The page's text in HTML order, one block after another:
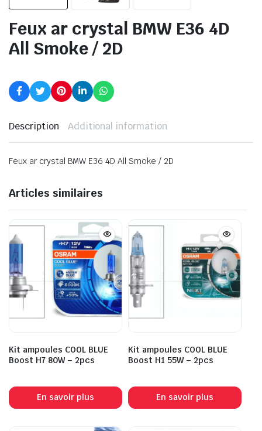
Feux ar crystal BMW E36 4D
All Smoke / 2D
Description Additional information
Feux ar crystal BMW E36 4D All Smoke / 2D
Articles similaires
Kit ampoules COOL BLUE
Boost H7 80W – 2pcs
En savoir plus
Kit ampoules COOL BLUE
Boost H1 55W – 2pcs
En savoir plus